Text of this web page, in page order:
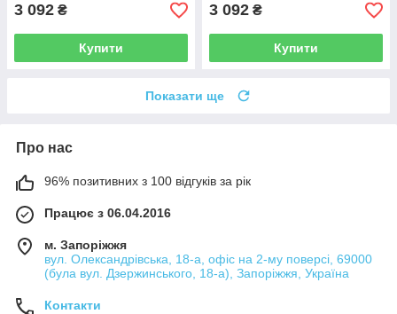
3 092 ₴
Купити
3 092 ₴
Купити
Показати ще
Про нас
96% позитивних з 100 відгуків за рік
Працює з 06.04.2016
м. Запоріжжя
вул. Олександрівська, 18-а, офіс на 2-му поверсі, 69000
(була вул. Дзержинського, 18-а), Запоріжжя, Україна
Контакти